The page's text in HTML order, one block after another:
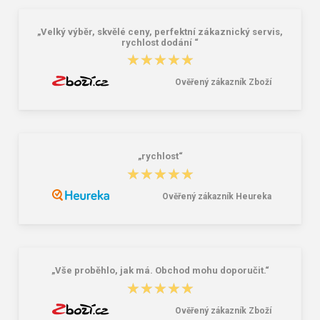
„Velký výběr, skvělé ceny, perfektní zákaznický servis,
rychlost dodání “
★★★★★
★★★★★
Ověřený zákazník Zboží
„rychlost“
★★★★★
★★★★★
Ověřený zákazník Heureka
„Vše proběhlo, jak má. Obchod mohu doporučit.“
★★★★★
★★★★★
Ověřený zákazník Zboží